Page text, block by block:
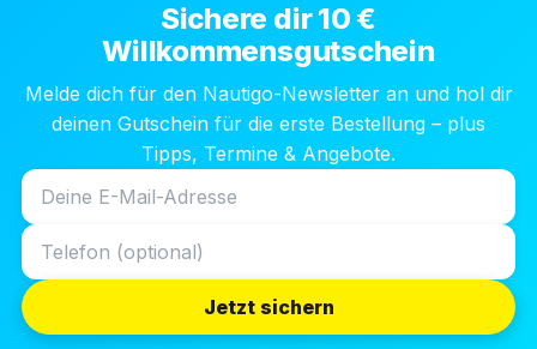
Sichere dir 10 €
Willkommensgutschein
Melde dich für den Nautigo-Newsletter an und hol dir
deinen Gutschein für die erste Bestellung – plus
Tipps, Termine & Angebote.
Jetzt sichern